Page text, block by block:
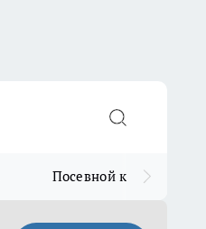
Посевной календарь